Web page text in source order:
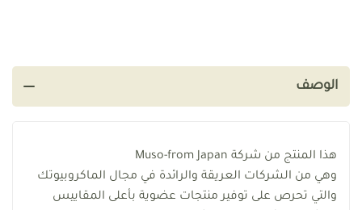
الوصف
هذا المنتج من شركة Muso-from Japan
وهي من الشركات العريقة والرائدة في مجال الماكروبيوتك
والتي تحرص على توفير منتجات عضوية بأعلى المقاييس